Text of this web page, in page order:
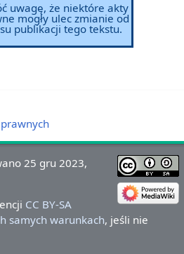
uwagę, że niektóre akty
mogły ulec zmianie od
publikacji tego tekstu.
25 gru 2023,
CC BY-SA
samych warunkach, jeśli nie